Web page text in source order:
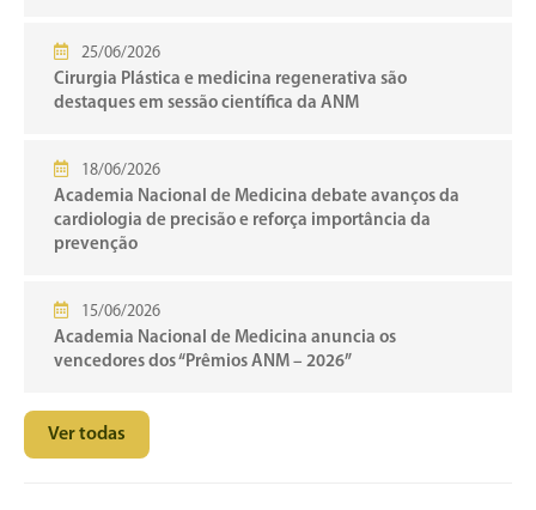
25/06/2026
Cirurgia Plástica e medicina regenerativa são
destaques em sessão científica da ANM
18/06/2026
Academia Nacional de Medicina debate avanços da
cardiologia de precisão e reforça importância da
prevenção
15/06/2026
Academia Nacional de Medicina anuncia os
vencedores dos “Prêmios ANM – 2026”
Ver todas